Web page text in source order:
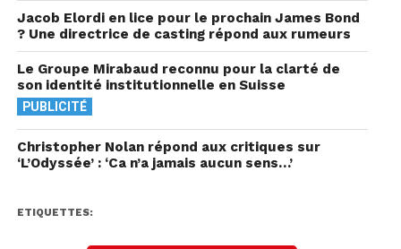
Jacob Elordi en lice pour le prochain James Bond
? Une directrice de casting répond aux rumeurs
Le Groupe Mirabaud reconnu pour la clarté de
son identité institutionnelle en Suisse
PUBLICITÉ
Christopher Nolan répond aux critiques sur
‘L’Odyssée’ : ‘Ca n’a jamais aucun sens…’
ETIQUETTES: